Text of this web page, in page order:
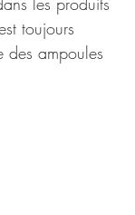
toujours
des ampoules